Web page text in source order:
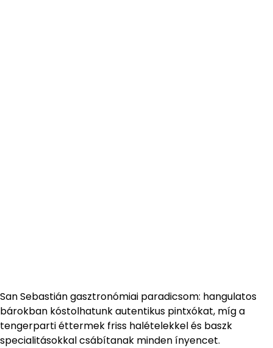
San Sebastián gasztronómiai paradicsom: hangulatos
bárokban kóstolhatunk autentikus pintxókat, míg a
tengerparti éttermek friss halételekkel és baszk
specialitásokkal csábítanak minden ínyencet.